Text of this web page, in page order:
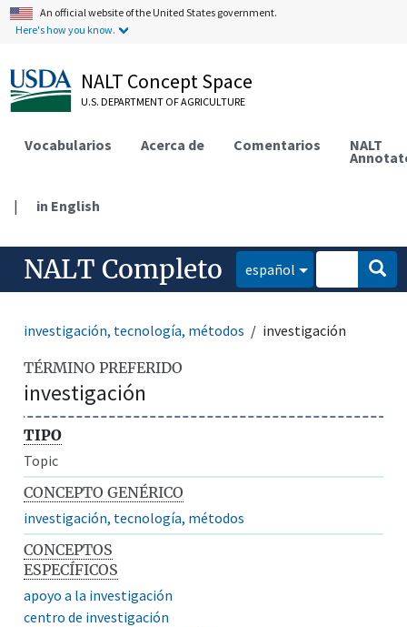
An official website of the United States government.
Here's how you know.
NALT Concept Space
U.S. DEPARTMENT OF AGRICULTURE
Vocabularios Acerca de Comentarios NALT
| in English
NALT Completo español
investigación, tecnología, métodos investigación
TÉRMINO PREFERIDO
investigación
TIPO
Topic
CONCEPTO GENÉRICO
investigación, tecnología, métodos
CONCEPTOS
ESPECÍFICOS
apoyo a la investigación
centro de investigación